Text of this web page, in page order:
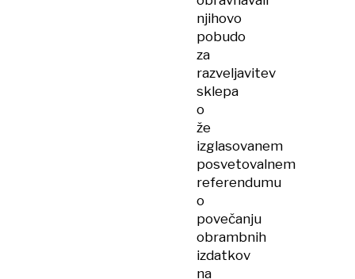
njihovo
pobudo
za
razveljavitev
sklepa
o
že
izglasovanem
posvetovalnem
referendumu
o
povečanju
obrambnih
izdatkov
na